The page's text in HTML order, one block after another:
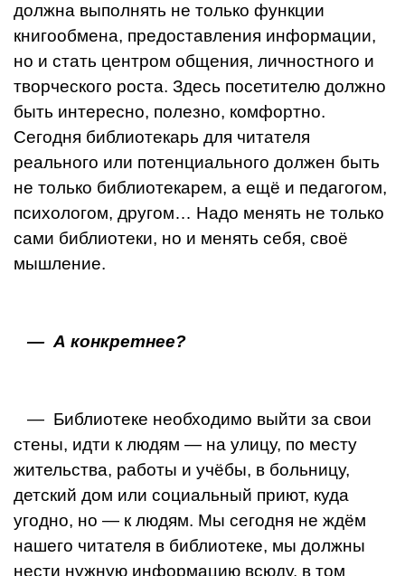
должна вы­полнять не только функции
книгообмена, предостав­ления информации,
но и стать центром общения, лич­ностного и
творческого роста. Здесь посетителю долж­но
быть интересно, полезно, комфортно.
Сегодня библиотекарь для читателя
реального или потенциаль­ного должен быть
не только библиотекарем, а ещё и педагогом,
психологом, другом… Надо менять не толь­ко
сами библиотеки, но и менять себя, своё
мышление.
— А конкретнее?
— Библиотеке необходимо выйти за свои
стены, ид­ти к людям — на улицу, по месту
жительства, работы и учёбы, в больницу,
детский дом или социальный при­ют, куда
угодно, но — к людям. Мы сегодня не ждём
нашего читателя в библиотеке, мы должны
нести нуж­ную информацию всюду, в том